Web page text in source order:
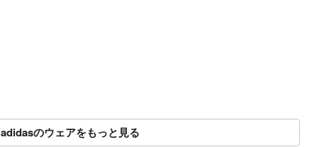
adidasのウェアをもっと見る